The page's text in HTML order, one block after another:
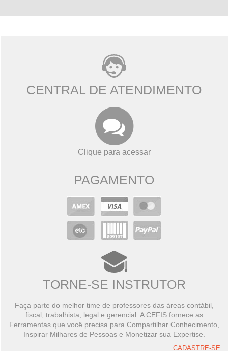
CENTRAL DE ATENDIMENTO
Clique para acessar
PAGAMENTO
TORNE-SE INSTRUTOR
Faça parte do melhor time de professores das áreas contábil,
fiscal, trabalhista, legal e gerencial. A CEFIS fornece as
Ferramentas que você precisa para Compartilhar Conhecimento,
Inspirar Milhares de Pessoas e Monetizar sua Expertise.
CADASTRE-SE